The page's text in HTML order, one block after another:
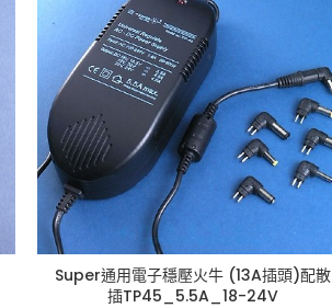
Super通用電子穩壓火牛 (13A插頭)配散
插TP45_5.5A_18-24V